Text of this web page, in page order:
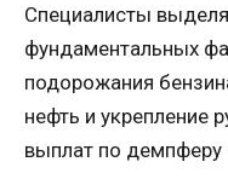
Специалисты
фундаментальных
подорожания
нефть и укрепление
выплат по